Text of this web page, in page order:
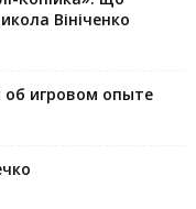
Вініченко
об игровом опыте